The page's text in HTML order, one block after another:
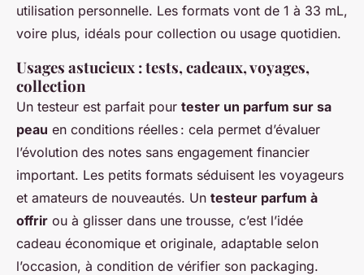
utilisation personnelle. Les formats vont de 1 à 33 mL,
voire plus, idéals pour collection ou usage quotidien.
Usages astucieux : tests, cadeaux, voyages,
collection
Un testeur est parfait pour tester un parfum sur sa
peau en conditions réelles : cela permet d’évaluer
l’évolution des notes sans engagement financier
important. Les petits formats séduisent les voyageurs
et amateurs de nouveautés. Un testeur parfum à
offrir ou à glisser dans une trousse, c’est l’idée
cadeau économique et originale, adaptable selon
l’occasion, à condition de vérifier son packaging.